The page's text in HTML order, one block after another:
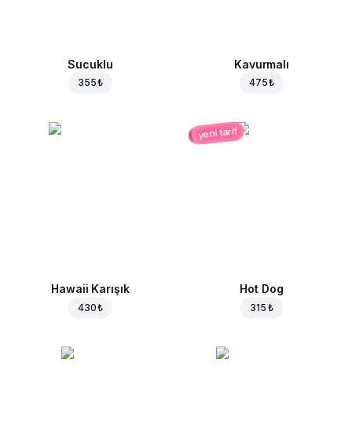
Sucuklu
355 ₺
Kavurmalı
475 ₺
Hawaii Karışık
430 ₺
yeni tarif
Hot Dog
315 ₺